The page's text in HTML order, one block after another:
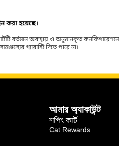
করা হয়েছে।
বর্তমান অবস্থায় ও অনুমানকৃত
গ্যারান্টি দিতে পারে না।
আমার অ্যাকাউন্ট
শপিং কার্ট
Cat Rewards